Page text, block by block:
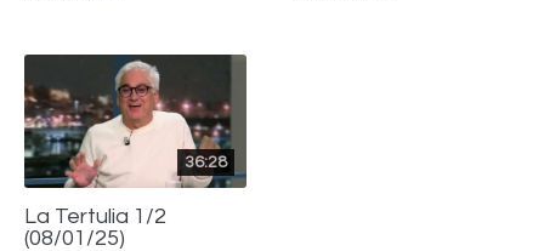
36:28
La Tertulia 1/2
(08/01/25)